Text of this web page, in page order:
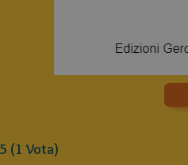
5 (1 Vota)